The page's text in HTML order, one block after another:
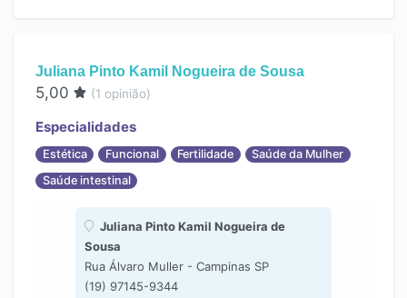
Juliana Pinto Kamil Nogueira de Sousa
5,00 (1 opinião)
Especialidades
Estética Funcional Fertilidade
Saúde da Mulher
Saúde intestinal
Juliana Pinto Kamil Nogueira de
Sousa
Rua Álvaro Muller - Campinas SP
(19) 97145-9344